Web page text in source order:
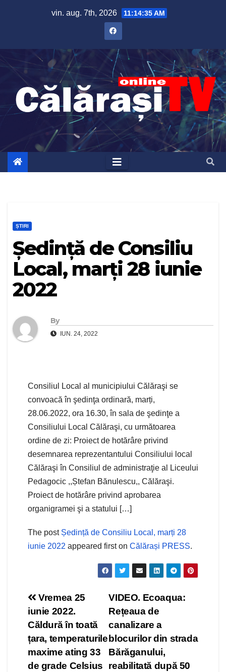
vin. aug. 7th, 2026 11:14:35 AM
ȘTIRI
Ședință de Consiliu
Local, marți 28 iunie
2022
By
IUN. 24, 2022
Consiliul Local al municipiului Călăraşi se
convoacă în şedinţa ordinară, marți,
28.06.2022, ora 16.30, în sala de şedinţe a
Consiliului Local Călăraşi, cu următoarea
ordine de zi: Proiect de hotărâre privind
desemnarea reprezentantului Consiliului local
Călăraşi în Consiliul de administraţie al Liceului
Pedagocic ,,Ștefan Bănulescu,, Călăraşi.
Proiect de hotărâre privind aprobarea
organigramei şi a statului […]
The post Ședință de Consiliu Local, marți 28
iunie 2022 appeared first on Călărași PRESS.
Navigare
în
articole
VIDEO. Ecoaqua:
Rețeaua de
canalizare a
blocurilor din strada
Bărăganului,
reabilitată după 50
Vremea 25
iunie 2022.
Căldură în toată
țara, temperaturile
maxime ating 33
de grade Celsius